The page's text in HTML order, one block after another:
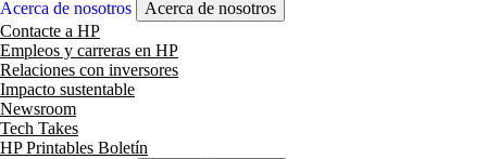
Acerca de nosotros
Acerca de nosotros
Contacte a HP
Empleos y carreras en HP
Relaciones con inversores
Impacto sustentable
Newsroom
Tech Takes
HP Printables Boletín